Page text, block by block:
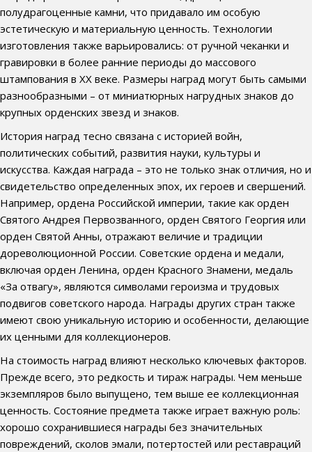
полудрагоценные камни, что придавало им особую
эстетическую и материальную ценность. Технологии
изготовления также варьировались: от ручной чеканки и
гравировки в более ранние периоды до массового
штампования в XX веке. Размеры наград могут быть самыми
разнообразными – от миниатюрных нагрудных знаков до
крупных орденских звезд и знаков.
История наград тесно связана с историей войн,
политических событий, развития науки, культуры и
искусства. Каждая награда – это не только знак отличия, но и
свидетельство определенных эпох, их героев и свершений.
Например, ордена Российской империи, такие как орден
Святого Андрея Первозванного, орден Святого Георгия или
орден Святой Анны, отражают величие и традиции
дореволюционной России. Советские ордена и медали,
включая орден Ленина, орден Красного Знамени, медаль
«За отвагу», являются символами героизма и трудовых
подвигов советского народа. Награды других стран также
имеют свою уникальную историю и особенности, делающие
их ценными для коллекционеров.
На стоимость наград влияют несколько ключевых факторов.
Прежде всего, это редкость и тираж награды. Чем меньше
экземпляров было выпущено, тем выше ее коллекционная
ценность. Состояние предмета также играет важную роль:
хорошо сохранившиеся награды без значительных
повреждений, сколов эмали, потертостей или реставраций